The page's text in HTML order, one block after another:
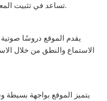
تساعد في تثبيت المعلومات وتعزز من كفاءة التعلم.
يقدم الموقع دروسًا
الاستماع والنطق من خلال
يتميز الموقع بواجهة بسيطة